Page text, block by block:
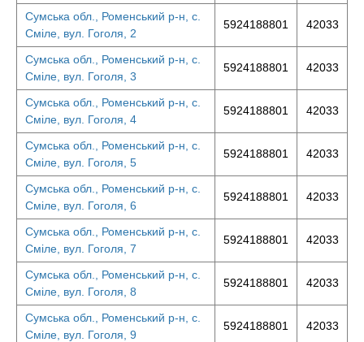
Сумська обл., Роменський р-н, с.
Сміле, вул. Гоголя, 2
5924188801 42033
Сумська обл., Роменський р-н, с.
Сміле, вул. Гоголя, 3
5924188801 42033
Сумська обл., Роменський р-н, с.
Сміле, вул. Гоголя, 4
5924188801 42033
Сумська обл., Роменський р-н, с.
Сміле, вул. Гоголя, 5
5924188801 42033
Сумська обл., Роменський р-н, с.
Сміле, вул. Гоголя, 6
5924188801 42033
Сумська обл., Роменський р-н, с.
Сміле, вул. Гоголя, 7
5924188801 42033
Сумська обл., Роменський р-н, с.
Сміле, вул. Гоголя, 8
5924188801 42033
Сумська обл., Роменський р-н, с.
Сміле, вул. Гоголя, 9
5924188801 42033